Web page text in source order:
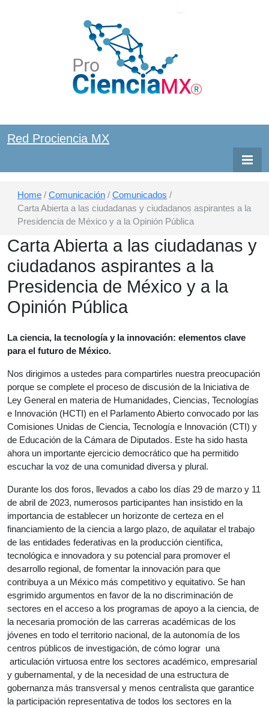
Red
Prociencia
Red Prociencia MX
Home / Comunicación / Comunicados /
Carta Abierta a las ciudadanas y ciudadanos aspirantes a la
Presidencia de México y a la Opinión Pública
Carta Abierta a las ciudadanas y
ciudadanos aspirantes a la
Presidencia de México y a la
Opinión Pública
La ciencia, la tecnología y la innovación: elementos clave
para el futuro de México.
Nos dirigimos a ustedes para compartirles nuestra preocupación
porque se complete el proceso de discusión de la Iniciativa de
Ley General en materia de Humanidades, Ciencias, Tecnologías
e Innovación (HCTI) en el Parlamento Abierto convocado por las
Comisiones Unidas de Ciencia, Tecnología e Innovación (CTI) y
de Educación de la Cámara de Diputados. Este ha sido hasta
ahora un importante ejercicio democrático que ha permitido
escuchar la voz de una comunidad diversa y plural.
Durante los dos foros, llevados a cabo los días 29 de marzo y 11
de abril de 2023, numerosos participantes han insistido en la
importancia de establecer un horizonte de certeza en el
financiamiento de la ciencia a largo plazo, de aquilatar el trabajo
de las entidades federativas en la producción científica,
tecnológica e innovadora y su potencial para promover el
desarrollo regional, de fomentar la innovación para que
contribuya a un México más competitivo y equitativo. Se han
esgrimido argumentos en favor de la no discriminación de
sectores en el acceso a los programas de apoyo a la ciencia, de
la necesaria promoción de las carreras académicas de los
jóvenes en todo el territorio nacional, de la autonomía de los
centros públicos de investigación, de cómo lograr una
articulación virtuosa entre los sectores académico, empresarial
y gubernamental, y de la necesidad de una estructura de
gobernanza más transversal y menos centralista que garantice
la participación representativa de todos los sectores en la